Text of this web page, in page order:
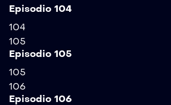
Episodio 104
104
105
Episodio 105
105
106
Episodio 106